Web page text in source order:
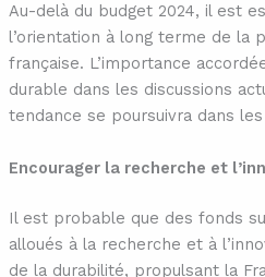
Au-delà du budget 2024, il est
l’orientation à long terme de la
française. L’importance
durable dans les discussions
tendance se poursuivra dans
Encourager la recherche et
Il est probable que des fonds
alloués à la recherche et à
de la durabilité, propulsant la